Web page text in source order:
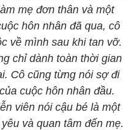
mẹ đơn thân và một
hôn nhân đã qua, cô
về mình sau khi tan vỡ.
chỉ dành toàn thời gian
Cô cũng từng nói sợ đi
cuộc hôn nhân đầu.
viên nói cậu bé là một
và quan tâm đến mẹ.